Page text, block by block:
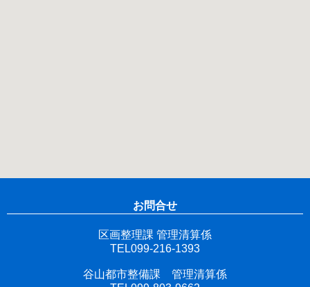
お問合せ
区画整理課 管理清算係
TEL099-216-1393
谷山都市整備課 管理清算係